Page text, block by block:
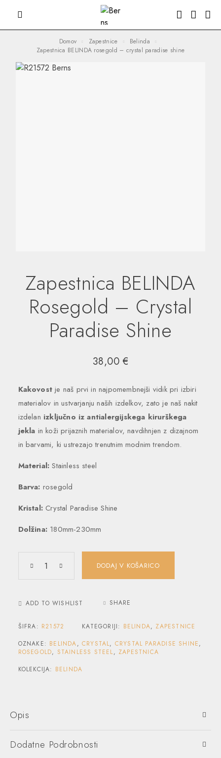
Domov Zapestnice
Belinda
Zapestnica BELINDA rosegold – crystal paradise shine
Zapestnica BELINDA
Rosegold – Crystal
Paradise Shine
38,00 €
Kakovost je naš prvi in ​​najpomembnejši vidik pri izbiri
materialov in ustvarjanju naših izdelkov, zato je naš nakit
izdelan izključno iz antialergijskega kirurškega
jekla in koži prijaznih materialov, navdihnjen z dizajnom
in barvami, ki ustrezajo trenutnim modnim trendom.
Material: Stainless steel
Barva: rosegold
Kristal: Crystal Paradise Shine
Dolžina: 180mm-230mm
DODAJ V KOŠARICO
ADD TO WISHLIST SHARE
ŠIFRA: R21572 KATEGORIJI: BELINDA, ZAPESTNICE
OZNAKE: BELINDA, CRYSTAL, CRYSTAL PARADISE SHINE,
ROSEGOLD, STAINLESS STEEL, ZAPESTNICA
KOLEKCIJA: BELINDA
Opis
Dodatne Podrobnosti